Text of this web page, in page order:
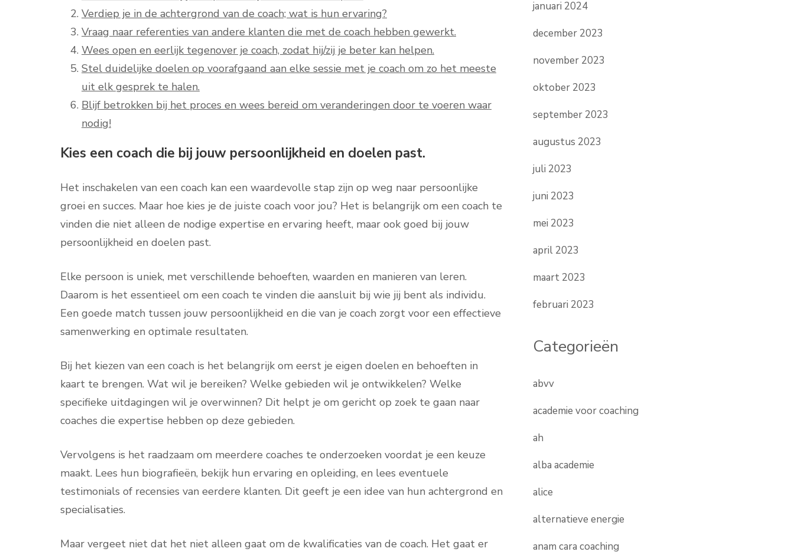
Verdiep je in de achtergrond van de coach; wat is hun ervaring?
Vraag naar referenties van andere klanten die met de coach hebben gewerkt.
Wees open en eerlijk tegenover je coach, zodat hij/zij je beter kan helpen.
Stel duidelijke doelen op voorafgaand aan elke sessie met je coach om zo het meeste
uit elk gesprek te halen.
Blijf betrokken bij het proces en wees bereid om veranderingen door te voeren waar
nodig!
Kies een coach die bij jouw persoonlijkheid en doelen past.
Het inschakelen van een coach kan een waardevolle stap zijn op weg naar persoonlijke
groei en succes. Maar hoe kies je de juiste coach voor jou? Het is belangrijk om een coach te
vinden die niet alleen de nodige expertise en ervaring heeft, maar ook goed bij jouw
persoonlijkheid en doelen past.
Elke persoon is uniek, met verschillende behoeften, waarden en manieren van leren.
Daarom is het essentieel om een coach te vinden die aansluit bij wie jij bent als individu.
Een goede match tussen jouw persoonlijkheid en die van je coach zorgt voor een effectieve
samenwerking en optimale resultaten.
Bij het kiezen van een coach is het belangrijk om eerst je eigen doelen en behoeften in
kaart te brengen. Wat wil je bereiken? Welke gebieden wil je ontwikkelen? Welke
specifieke uitdagingen wil je overwinnen? Dit helpt je om gericht op zoek te gaan naar
coaches die expertise hebben op deze gebieden.
Vervolgens is het raadzaam om meerdere coaches te onderzoeken voordat je een keuze
maakt. Lees hun biografieën, bekijk hun ervaring en opleiding, en lees eventuele
testimonials of recensies van eerdere klanten. Dit geeft je een idee van hun achtergrond en
specialisaties.
Maar vergeet niet dat het niet alleen gaat om de kwalificaties van de coach. Het gaat er
januari 2024
december 2023
november 2023
oktober 2023
september 2023
augustus 2023
juli 2023
juni 2023
mei 2023
april 2023
maart 2023
februari 2023
Categorieën
abvv
academie voor coaching
ah
alba academie
alice
alternatieve energie
anam cara coaching